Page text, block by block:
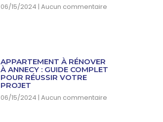
06/15/2024 Aucun commentaire
APPARTEMENT À RÉNOVER
À ANNECY : GUIDE COMPLET
POUR RÉUSSIR VOTRE
PROJET
06/15/2024 Aucun commentaire